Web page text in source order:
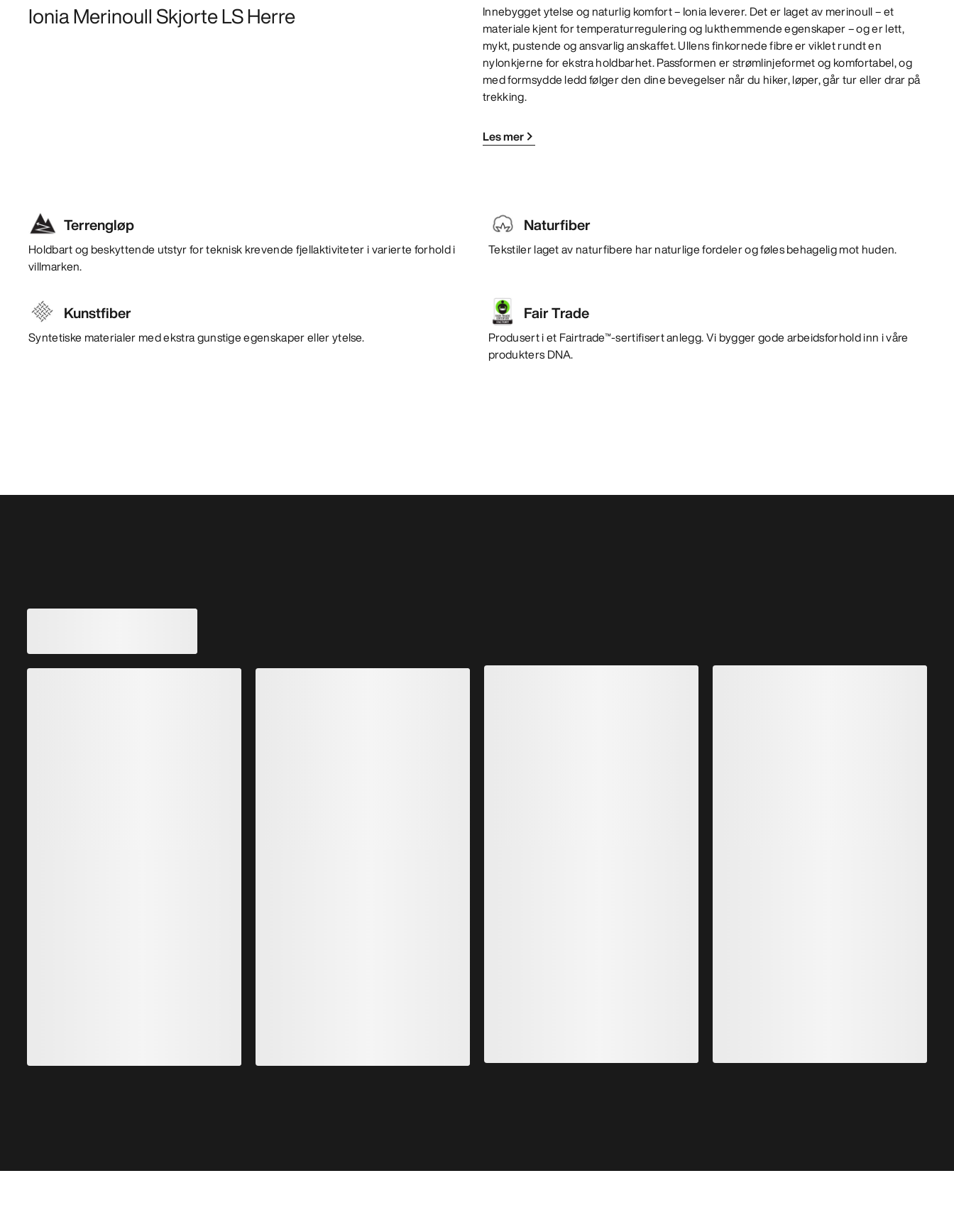
Ionia Merinoull Skjorte LS Herre
Innebygget ytelse og naturlig komfort – Ionia leverer. Det er laget av merinoull – et
materiale kjent for temperaturregulering og lukthemmende egenskaper – og er lett,
mykt, pustende og ansvarlig anskaffet. Ullens finkornede fibre er viklet rundt en
nylonkjerne for ekstra holdbarhet. Passformen er strømlinjeformet og komfortabel, og
med formsydde ledd følger den dine bevegelser når du hiker, løper, går tur eller drar på
trekking.
Les mer
Terrengløp
Holdbart og beskyttende utstyr for teknisk krevende fjellaktiviteter i varierte forhold i
villmarken.
Naturfiber
Tekstiler laget av naturfibere har naturlige fordeler og føles behagelig mot huden.
Kunstfiber
Syntetiske materialer med ekstra gunstige egenskaper eller ytelse.
Fair Trade
Produsert i et Fairtrade™-sertifisert anlegg. Vi bygger gode arbeidsforhold inn i våre
produkters DNA.